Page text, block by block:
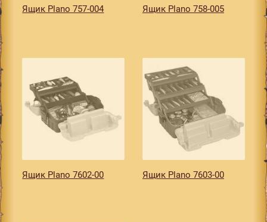
Ящик Plano 757-004 Ящик Plano 758-005
Ящик Plano 7602-00 Ящик Plano 7603-00